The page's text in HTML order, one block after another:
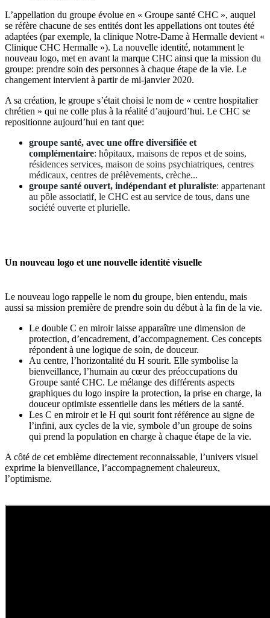
L’appellation du groupe évolue en « Groupe santé CHC », auquel
se réfère chacune de ses entités dont les appellations ont toutes été
adaptées (par exemple, la clinique Notre-Dame à Hermalle devient «
Clinique CHC Hermalle »). La nouvelle identité, notamment le
nouveau logo, met en avant la marque CHC ainsi que la mission du
groupe: prendre soin des personnes à chaque étape de la vie. Le
changement intervient à partir de mi-janvier 2020.
A sa création, le groupe s’était choisi le nom de « centre hospitalier
chrétien » qui ne colle plus à la réalité d’aujourd’hui. Le CHC se
repositionne aujourd’hui en tant que:
groupe santé, avec une offre diversifiée et
complémentaire: hôpitaux, maisons de repos et de soins,
résidences services, maison de soins psychiatriques, centres
médicaux, centres de prélèvements, crèche...
groupe santé ouvert, indépendant et pluraliste: appartenant
au pôle associatif, le CHC est au service de tous, dans une
société ouverte et plurielle.
Un nouveau logo et une nouvelle identité visuelle
Le nouveau logo rappelle le nom du groupe, bien entendu, mais
aussi sa mission première de prendre soin du début à la fin de la vie.
Le double C en miroir laisse apparaître une dimension de
protection, d’encadrement, d’accompagnement. Ces concepts
répondent à une logique de soin, de douceur.
Au centre, l’horizontalité du H sourit. Elle symbolise la
bienveillance, l’humain au cœur des préoccupations du
Groupe santé CHC. Le mélange des différents aspects
graphiques du logo inspire la protection, la prise en charge, la
douceur optimiste essentielle dans les métiers de la santé.
Les C en miroir et le H qui sourit font référence au signe de
l’infini, aux cycles de la vie, symbole d’un groupe de soins
qui prend la population en charge à chaque étape de la vie.
A côté de cet emblème directement reconnaissable, l’univers visuel
exprime la bienveillance, l’accompagnement chaleureux,
l’optimisme.